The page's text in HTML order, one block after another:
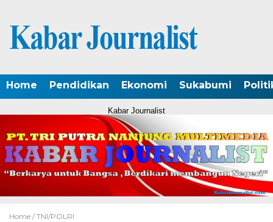
Home Pendidikan Ekonomi Sukabumi
Kabar Journalist
Home / TNI/POLRI